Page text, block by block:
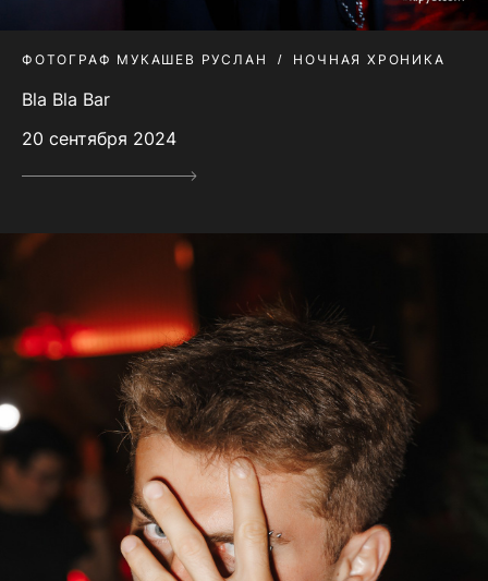
ФОТОГРАФ МУКАШЕВ РУСЛАН НОЧНАЯ ХРОНИКА
Bla Bla Bar
20 сентября 2024